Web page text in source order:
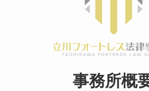
事務所概